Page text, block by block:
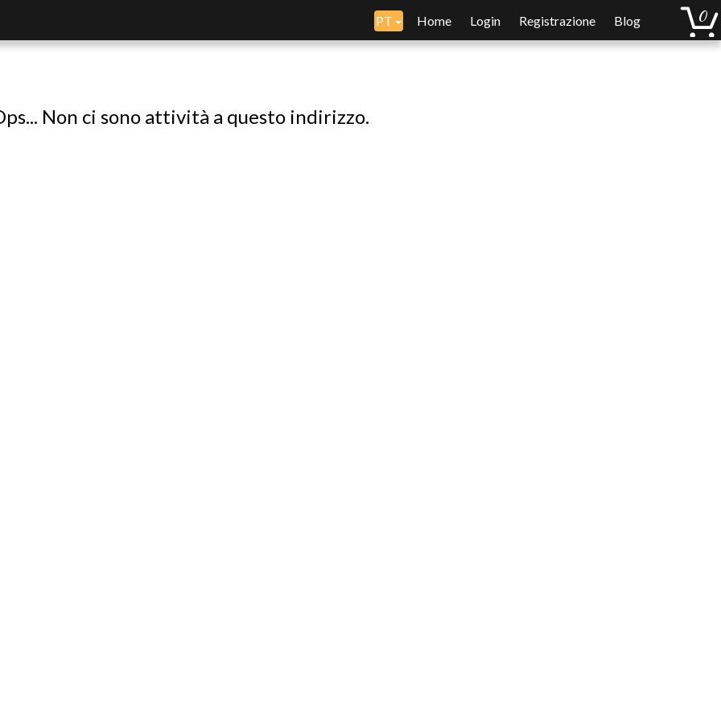
PT Home Login Registrazione Blog
Non ci sono attività a questo indirizzo.